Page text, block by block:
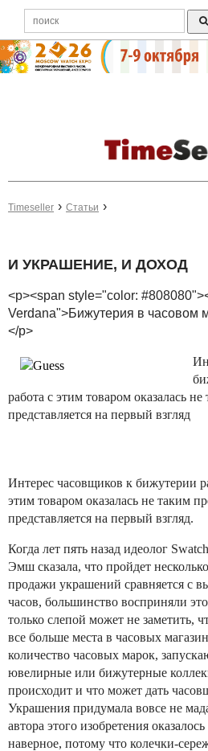
Timeseller Статьи
И УКРАШЕНИЕ, И ДОХОД
<p><span style="color:
Verdana">Бижутерия в часовом
</p>
работа с этим товаром оказалась
представляется на первый взгляд
Интерес часовщиков к бижутерии
этим товаром оказалась не таким
представляется на первый взгляд.
Когда лет пять назад идеолог
Эмш сказала, что пройдет
продажи украшений сравняется с
часов, большинство восприняли
только слепой может не заметить,
все больше места в часовых
количество часовых марок,
ювелирные или бижутерные
происходит и что может дать
Украшения придумала вовсе не
автора этого изобретения
наверное, потому что колечки-